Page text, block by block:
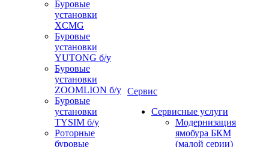
Буровые
установки
XCMG
Буровые
установки
YUTONG б/у
Буровые
установки
ZOOMLION б/у
Буровые
установки
TYSIM б/у
Роторные
буровые
Сервис
Сервисные услуги
Модернизация
ямобура БКМ
(малой серии)